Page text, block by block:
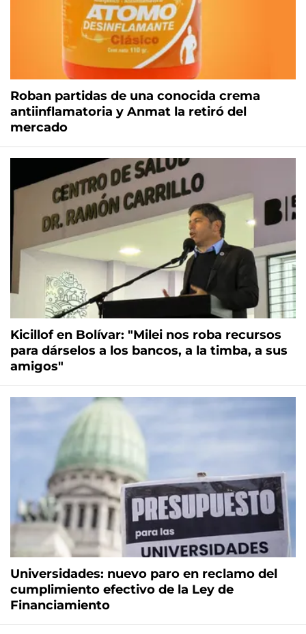
Roban partidas de una conocida crema
antiinflamatoria y Anmat la retiró del
mercado
Kicillof en Bolívar: "Milei nos roba recursos
para dárselos a los bancos, a la timba, a sus
amigos"
Universidades: nuevo paro en reclamo del
cumplimiento efectivo de la Ley de
Financiamiento